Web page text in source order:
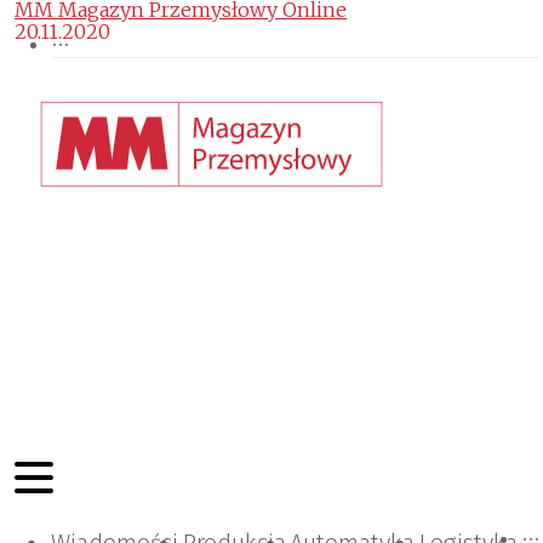
MM Magazyn Przemysłowy Online
20.11.2020